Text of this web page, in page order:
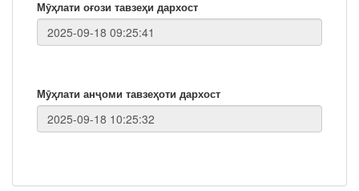
Мӯҳлати оғози тавзеҳи дархост
Мӯҳлати анҷоми тавзеҳоти дархост